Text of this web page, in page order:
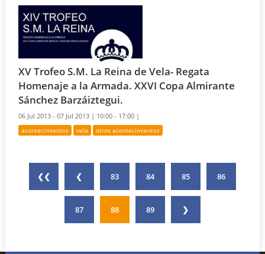
XV Trofeo S.M. La Reina de Vela- Regata
Homenaje a la Armada. XXVI Copa Almirante
Sánchez Barzáiztegui.
06 Jul 2013 - 07 Jul 2013 | 10:00 - 17:00 |
acontecimientos vela otros acontecimientos
❮❮ ❮ 83 84 85 86
87 88 89 ❯